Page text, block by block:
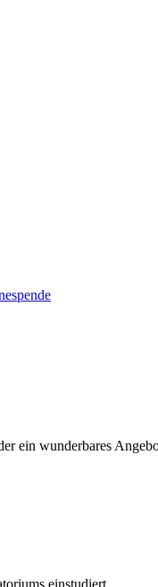
ein wunderbares
einstudiert.